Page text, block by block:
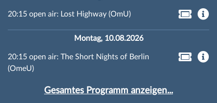
20:15 open air: Lost Highway (OmU)
Montag, 10.08.2026
20:15 open air: The Short Nights of Berlin
(OmeU)
Gesamtes Programm anzeigen...